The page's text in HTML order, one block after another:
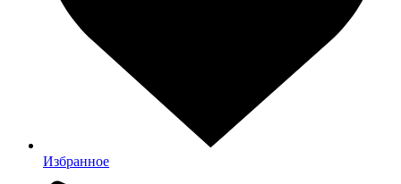
Избранное